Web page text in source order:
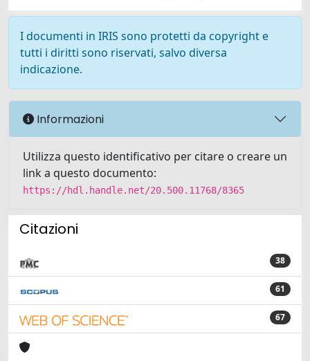
I documenti in IRIS sono protetti da copyright e
tutti i diritti sono riservati, salvo diversa
indicazione.
Informazioni
Utilizza questo identificativo per citare o creare un
link a questo documento:
https://hdl.handle.net/20.500.11768/8365
Citazioni
38
61
67